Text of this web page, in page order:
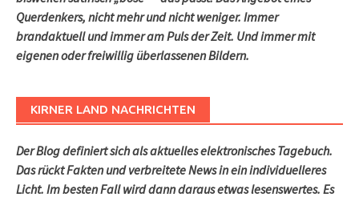
Querdenkers, nicht mehr und nicht weniger. Immer
brandaktuell und immer am Puls der Zeit. Und immer mit
eigenen oder freiwillig überlassenen Bildern.
KIRNER LAND NACHRICHTEN
Der Blog definiert sich als aktuelles elektronisches Tagebuch.
Das rückt Fakten und verbreitete News in ein individuelleres
Licht. Im besten Fall wird dann daraus etwas lesenswertes. Es